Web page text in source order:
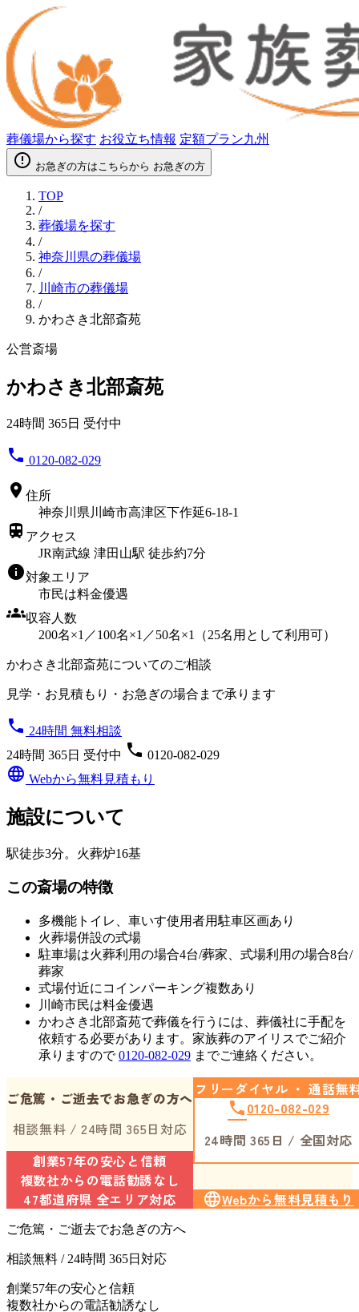
葬儀場から探す お役立ち情報 定額プラン九州
error_outline お急ぎの方はこちらから お急ぎの方
TOP
/
葬儀場を探す
/
神奈川県の葬儀場
/
川崎市の葬儀場
/
かわさき北部斎苑
公営斎場
かわさき北部斎苑
24時間 365日 受付中
phone 0120-082-029
location_on 住所
神奈川県川崎市高津区下作延6-18-1
train アクセス
JR南武線 津田山駅 徒歩約7分
info対象エリア
市民は料金優遇
groups収容人数
200名×1／100名×1／50名×1（25名用として利用可）
かわさき北部斎苑についてのご相談
見学・お見積もり・お急ぎの場合まで承ります
phone 24時間 無料相談
24時間 365日 受付中 phone 0120-082-029
language Webから無料見積もり
施設について
駅徒歩3分。火葬炉16基
この斎場の特徴
多機能トイレ、車いす使用者用駐車区画あり
火葬場併設の式場
駐車場は火葬利用の場合4台/葬家、式場利用の場合8台/
葬家
式場付近にコインパーキング複数あり
川崎市民は料金優遇
かわさき北部斎苑で葬儀を行うには、葬儀社に手配を
依頼する必要があります。家族葬のアイリスでご紹介
承りますので0120-082-029 までご連絡ください。
ご危篤・ご逝去でお急ぎの方へ
相談無料 / 24時間 365日対応
創業57年の安心と信頼
複数社からの電話勧誘なし
47都道府県 全エリア対応
フリーダイヤル ・ 通話無
phone0120-082-029
24時間 365日 / 全国対応
languageWebから無料見積もり
ご危篤・ご逝去でお急ぎの方へ
相談無料 / 24時間 365日対応
創業57年の安心と信頼
複数社からの電話勧誘なし